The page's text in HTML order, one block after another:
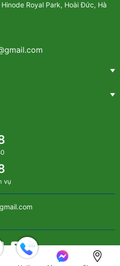
Royal Park, Hoài Đức, Hà
vụ
về Nội thất Thiên Phú